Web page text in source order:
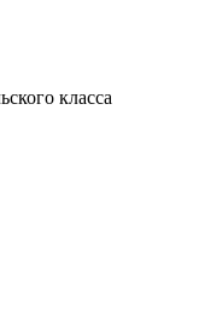
класса